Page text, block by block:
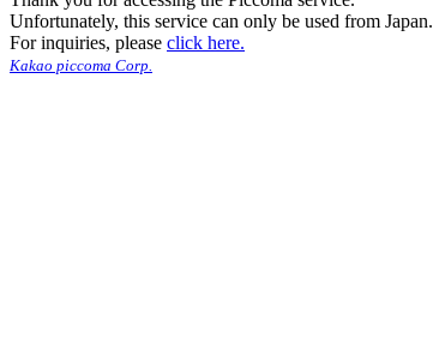
Unfortunately, this service can only be used from Japan.
For inquiries, please click here.
Kakao piccoma Corp.